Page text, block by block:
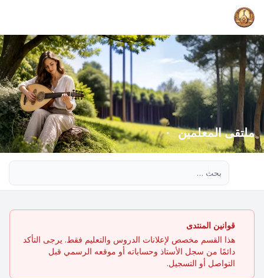
ملتقى المعلمين
قوانين المنتدى
هذا القسم مخصص لإعلانات الدروس والتعليم فقط. يرجى التأكد
دائمًا من سجل الأستاذ وحساباته أو موقعه الرسمي قبل
التواصل أو التسجيل.